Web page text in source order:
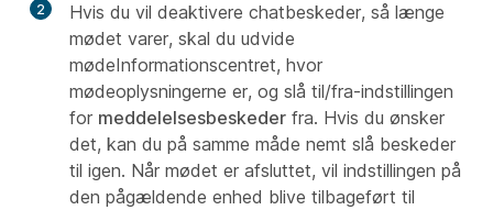
2
Hvis du vil deaktivere chatbeskeder, så længe
mødet varer, skal du udvide
mødeInformationscentret, hvor
mødeoplysningerne er, og slå til/fra-indstillingen
for meddelelsesbeskeder fra. Hvis du ønsker
det, kan du på samme måde nemt slå beskeder
til igen. Når mødet er afsluttet, vil indstillingen på
den pågældende enhed blive tilbageført til